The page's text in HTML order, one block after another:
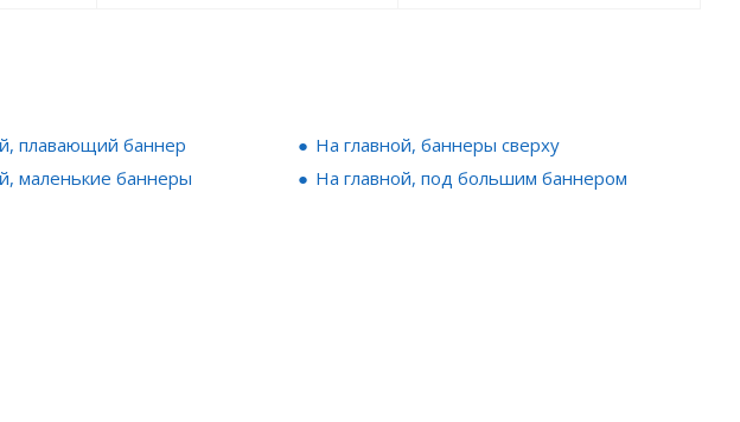
плавающий баннер
На главной, баннеры сверху
маленькие баннеры
На главной, под большим баннером